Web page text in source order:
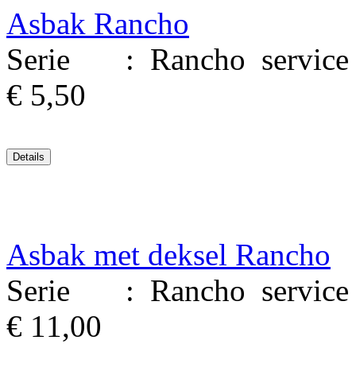
Asbak Rancho
Serie : Rancho service
€ 5,50
Asbak met deksel Rancho
Serie : Rancho service
€ 11,00